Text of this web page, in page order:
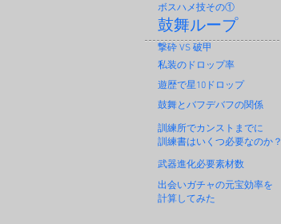
ボスハメ技その①
鼓舞ループ
撃砕 VS 破甲
私装のドロップ率
遊歴で星10ドロップ
鼓舞とバフデバフの関係
訓練所でカンストまでに
訓練書はいくつ必要なのか？
武器進化必要素材数
出会いガチャの元宝効率を
計算してみた